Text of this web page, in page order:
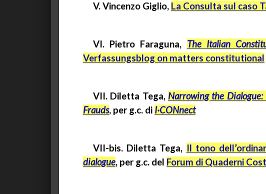
V. Vincenzo Giglio, La Consulta sul caso
VI. Pietro Faraguna, The Italian
Verfassungsblog on matters constitutional
VII. Diletta Tega, Narrowing the
Frauds, per g.c. di I·CONnect
VII-bis. Diletta Tega, Il tono
dialogue, per g.c. del Forum di Quaderni